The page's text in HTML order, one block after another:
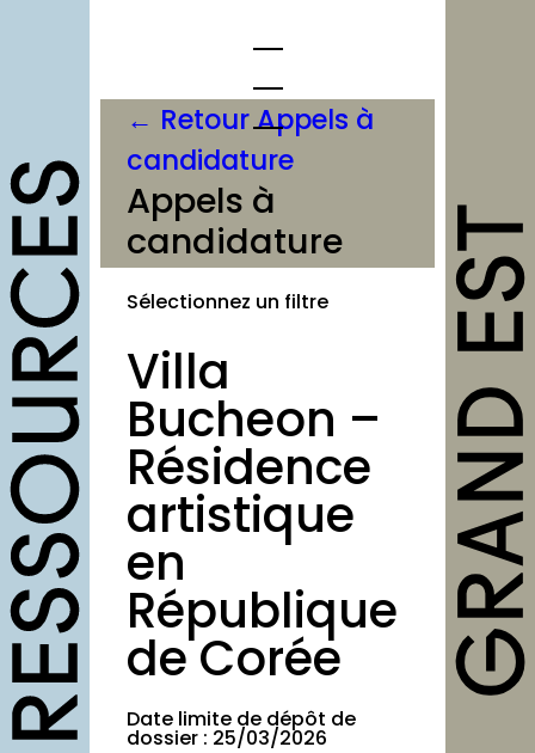
opportunités
Appels à
candidature
Offres d’emploi et
Formations
Soutiens
Mutualisation
outils
Fiches pratiques
Modèles
Guides
Grilles
← Retour Appels à
candidature
Appels à
candidature
Sélectionnez un filtre
Villa
Bucheon –
Résidence
artistique
en
République
de Corée
Date limite de dépôt de
dossier : 25/03/2026